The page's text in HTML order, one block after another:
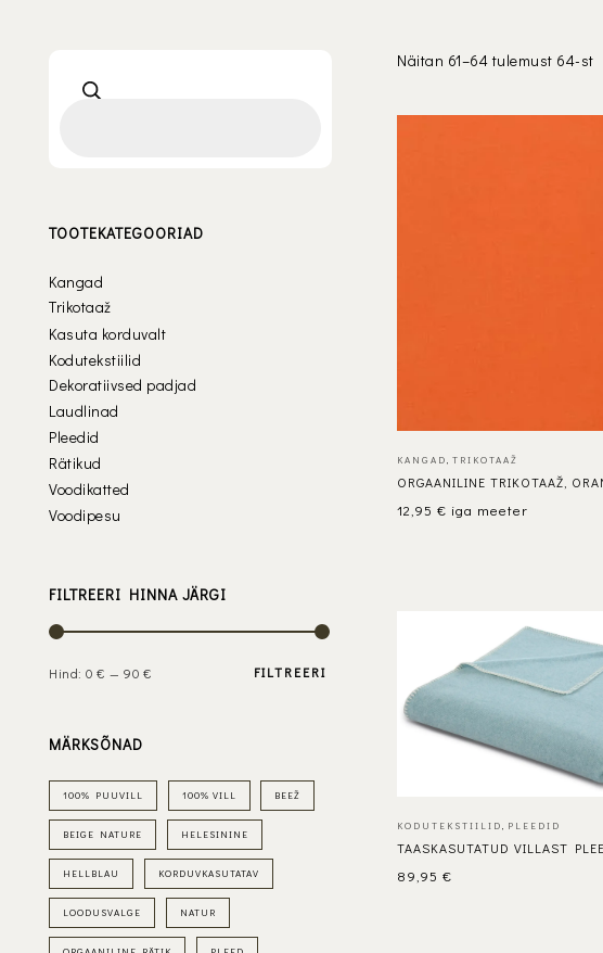
TOOTEKATEGOORIAD
Kangad
Trikotaaž
Kasuta korduvalt
Kodutekstiilid
Dekoratiivsed padjad
Laudlinad
Pleedid
Rätikud
Voodikatted
Voodipesu
FILTREERI HINNA JÄRGI
FILTREERI
Hind: 0 € — 90 €
MÄRKSÕNAD
100% PUUVILL 100% VILL BEEŽ
BEIGE NATURE HELESININE
HELLBLAU KORDUVKASUTATAV
LOODUSVALGE NATUR
Näitan 61–64 tulemust 64-st
KANGAD TRIKOTAAŽ
ORGAANILINE TRIKOTAAŽ,
12,95 € iga meeter
KODUTEKSTIILID PLEEDID
TAASKASUTATUD VILLAST
89,95 €